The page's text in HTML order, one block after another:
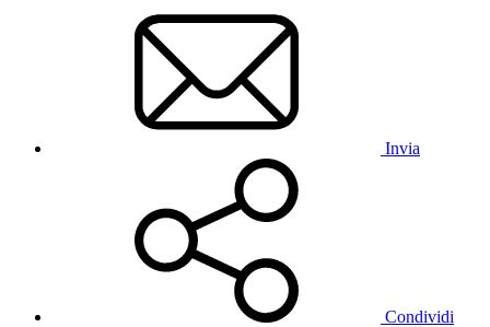
Invia
Condividi